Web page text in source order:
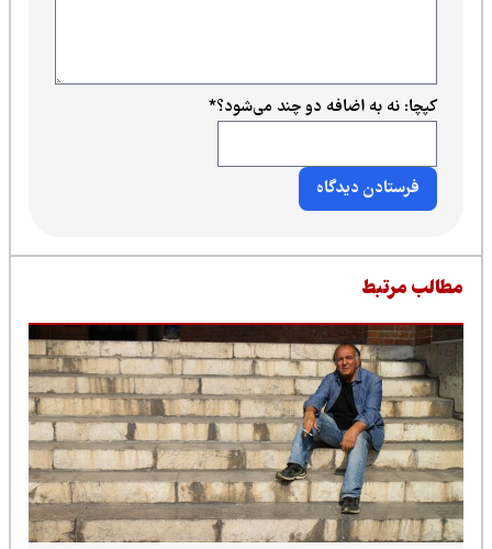
کپچا: نه به اضافه دو چند می‌شود؟*
مرتبط